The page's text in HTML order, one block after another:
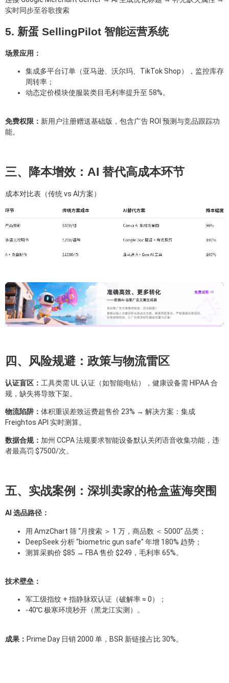
实时同步至谷歌搜索
5. 新蛋 SellingPilot 智能运营系统
场景应用：
集成多平台订单（亚马逊、沃尔玛、TikTok Shop），监控库存
周转率；
动态定价模块使服装类目毛利率提升至 58%。
免费权限： 新用户注册赠送基础版，包含广告 ROI 预测与竞品跟踪功
能。
三、降本增效：AI 替代高成本环节
成本对比表（传统 vs AI方案）
四、风险规避：政策与物流雷区
认证盲区： 工具类需 UL 认证（如智能电钻），健康设备需 HIPAA 合
规，缺失将导致下架。
物流陷阱： 体积重误差致运费超售价 23% → 解决方案：集成
Freightos API 实时测算。
数据合规： 加州 CCPA 法规要求智能设备默认关闭语音收集功能，违
者最高罚 $7500/次。
五、实战案例：深圳卖家的枪盒蓝海突围
AI 选品路径：
用 AmzChart 筛 “月搜索 ＞ 1 万，商品数 ＜ 5000” 品类；
DeepSeek 分析 “biometric gun safe” 年增 180% 趋势；
测算采购价 $85 → FBA 售价 $249，毛利率 65%。
技术壁垒：
军工级指纹 + 指静脉双认证（破解率 ≈ 0）；
-40℃ 极寒环境秒开（黑龙江实测）。
成果： Prime Day 日销 2000 单，BSR 新链接占比 30%。